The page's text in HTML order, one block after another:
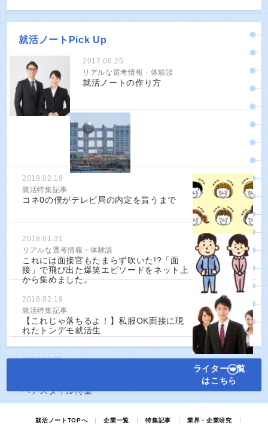
就活ノートPick Up
2017.06.25
リアルな選考情報・体験談
就活ノートの作り方
2018.02.19
就活特集記事
コネ0の僕がテレビ局の内定を貰うまで
2018.01.31
リアルな選考情報・体験談
これには面接官もたまらず吹いた!?「面
接」で飛び出た爆笑エピソードをネット上
から集めました。
2018.02.19
就活特集記事
【これじゃ落ちるよ！】私服OK面接に現
れたトンデモ就活生
2018.03.05
ヘアスタイル特集
ライター一覧
はこちら
就活ノートTOPへ 企業一覧 特集記事
業界・企業研究